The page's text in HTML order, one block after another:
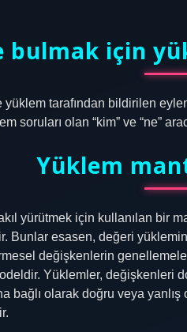
bulmak için
tarafından bildirilen
soruları olan “kim” ve “ne”
Yüklem
yürütmek için kullanılan bir
Bunlar esasen, değeri
değişkenlerin
Yüklemler, değişkenleri
bağlı olarak doğru veya